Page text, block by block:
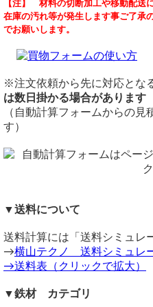
塗装よりも錆びに強くて長持
用鋼管（ホワイト鉄丸パイプ
の希望寸法にての切り売りで
土木や建築、家具やアウトド
れる、鉄丸パイプの定番商品
表面は錆びにくい溶融亜鉛メ
価
重量1.0kg当りの基準単価
購入材料価格は希望切断寸法
注
鉄材は性質上、錆が生じます
す。
工業用鋼材となりますので、
に伴う擦り傷や汚れ・歪み等
い 。
ホワイト丸パイプ（ポストジ
定尺 5,500mmまたは6,000mm
切断公差：±1.0mm ～ （Φ/
切断面はローバルペンキ補修
同サイズまとめ買いで多数同
関
⇒ ホワイト丸パイプ（ポス
⇒ 樹脂キャップ 丸パイプ用
⇒ 端材処分品 鉄丸パイプ
外径48,6の厚み3ミリ長さ1300の
が教えていただきたいです
鉄 丸パイプ STK400構造用鋼管
鉄パイプに厚み3mmはないため
ろ、上記が最安となります。
単管パイプスーパーライト700 に
Φ42.7でよいでしょうか。
亜鉛メッキ構造用丸形鋼管 STK
市販品の専用ピンをご使用くださ
【注】 材料の切断加工や移動配送
在庫の汚れ等が発生します事ご了承
でお願いします。
※注文依頼から先に対応とな
は数日掛かる場合があります
（自動計算フォームからの見
す）
▼送料について
送料計算には「送料シミュレ
→横山テクノ 送料シミュレ
→送料表（クリックで拡大）
▼鉄材 カテゴリ